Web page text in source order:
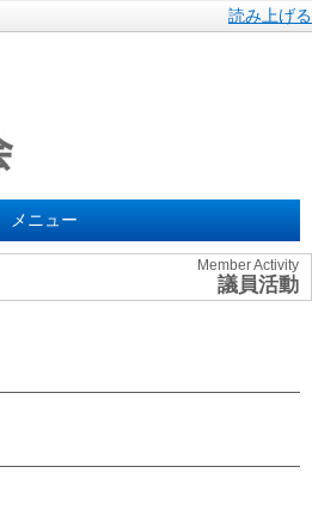
読み上げる
メニュー
Member Activity
議員活動